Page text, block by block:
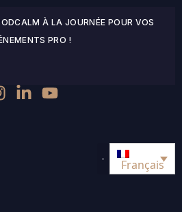
À LA JOURNÉE POUR VOS
PRO !
Français